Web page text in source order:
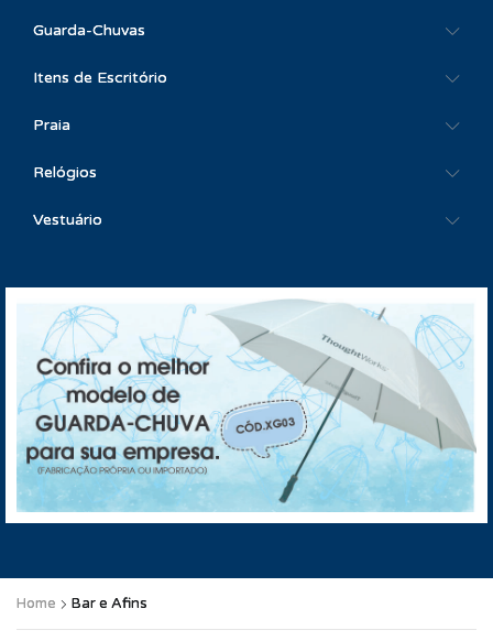
Guarda-Chuvas
Itens de Escritório
Praia
Relógios
Vestuário
Home Bar e Afins